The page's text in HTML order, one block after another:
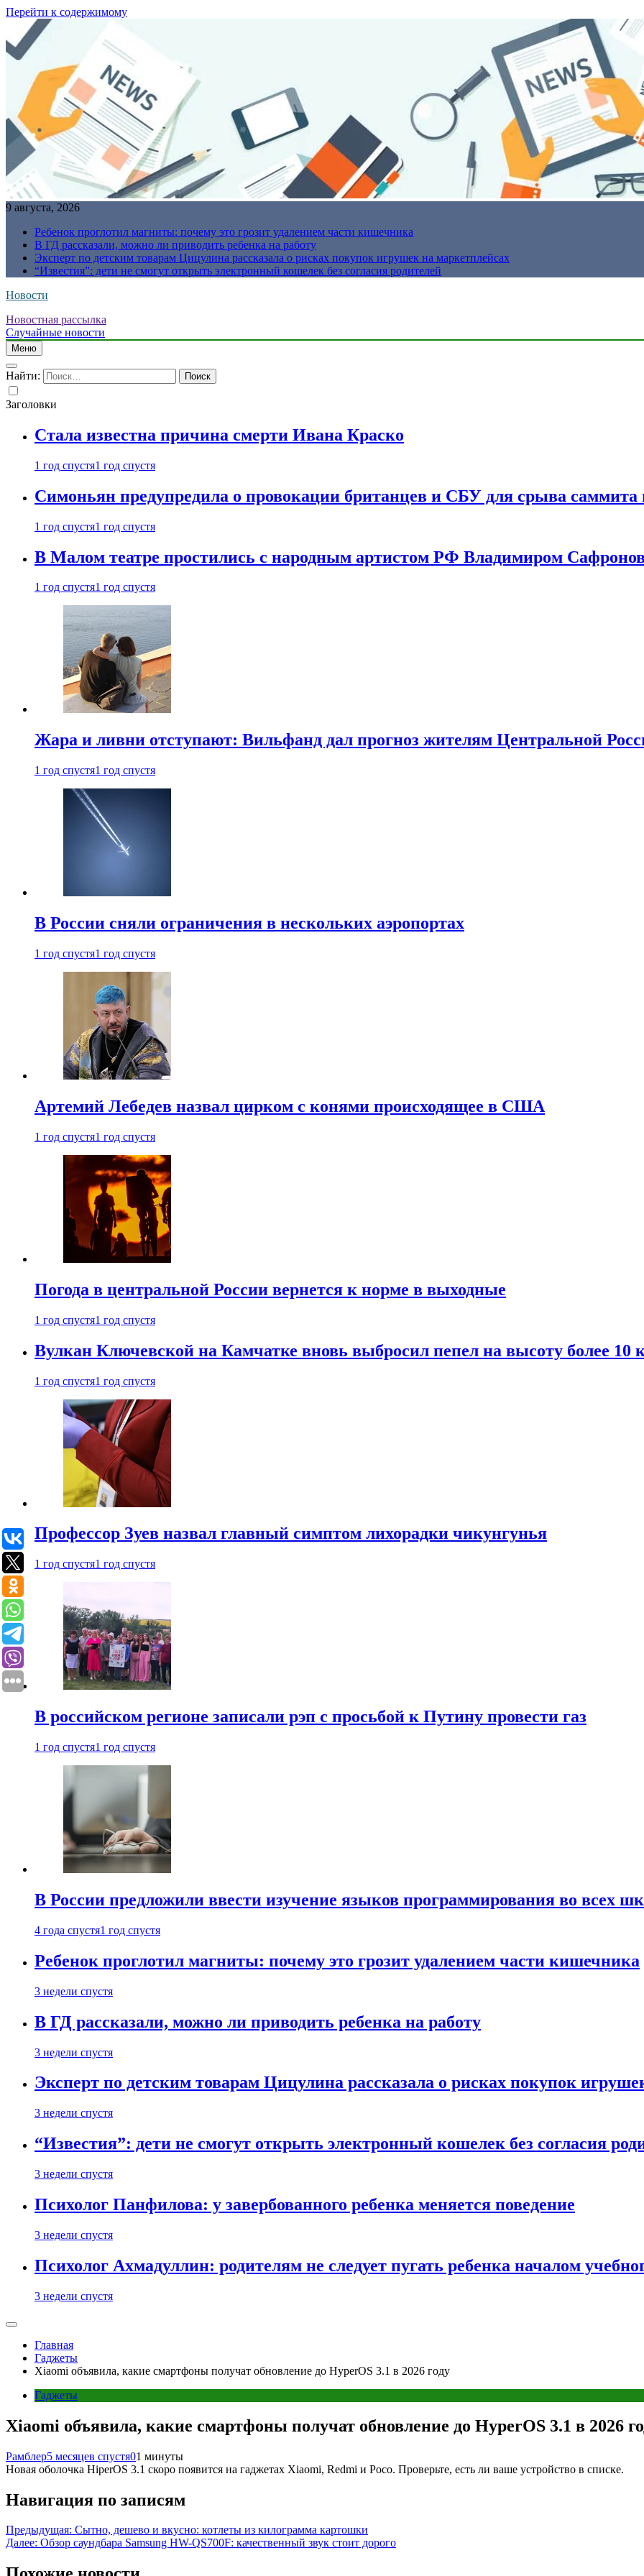
Перейти к содержимому
9 августа, 2026
Ребенок проглотил магниты: почему это грозит удалением части кишечника
В ГД рассказали, можно ли приводить ребенка на работу
Эксперт по детским товарам Цицулина рассказала о рисках покупок игрушек на маркетплейсах
“Известия”: дети не смогут открыть электронный кошелек без согласия родителей
Новости
Новостная рассылка
Случайные новости
Меню
Найти:
Заголовки
Стала известна причина смерти Ивана Краско
1 год спустя1 год спустя
Симоньян предупредила о провокации британцев и СБУ для срыва саммита
1 год спустя1 год спустя
В Малом театре простились с народным артистом РФ Владимиром
1 год спустя1 год спустя
Жара и ливни отступают: Вильфанд дал прогноз жителям Центральной
1 год спустя1 год спустя
В России сняли ограничения в нескольких аэропортах
1 год спустя1 год спустя
Артемий Лебедев назвал цирком с конями происходящее в США
1 год спустя1 год спустя
Погода в центральной России вернется к норме в выходные
1 год спустя1 год спустя
Вулкан Ключевской на Камчатке вновь выбросил пепел на высоту более 10
1 год спустя1 год спустя
Профессор Зуев назвал главный симптом лихорадки чикунгунья
1 год спустя1 год спустя
В российском регионе записали рэп с просьбой к Путину провести газ
1 год спустя1 год спустя
В России предложили ввести изучение языков программирования во всех
4 года спустя1 год спустя
Ребенок проглотил магниты: почему это грозит удалением части кишечника
3 недели спустя
В ГД рассказали, можно ли приводить ребенка на работу
3 недели спустя
Эксперт по детским товарам Цицулина рассказала о рисках покупок
3 недели спустя
“Известия”: дети не смогут открыть электронный кошелек без согласия
3 недели спустя
Психолог Панфилова: у завербованного ребенка меняется поведение
3 недели спустя
Психолог Ахмадуллин: родителям не следует пугать ребенка началом
3 недели спустя
Главная
Гаджеты
Xiaomi объявила, какие смартфоны получат обновление до HyperOS 3.1 в 2026 году
Гаджеты
Xiaomi объявила, какие смартфоны получат обновление до HyperOS 3.1 в 2026
Рамблер5 месяцев спустя01 минуты
Новая оболочка HiperOS 3.1 скоро появится на гаджетах Xiaomi, Redmi и Poco. Проверьте, есть ли ваше устройство в списке.
Навигация по записям
Предыдущая: Сытно, дешево и вкусно: котлеты из килограмма картошки
Далее: Обзор саундбара Samsung HW-QS700F: качественный звук стоит дорого